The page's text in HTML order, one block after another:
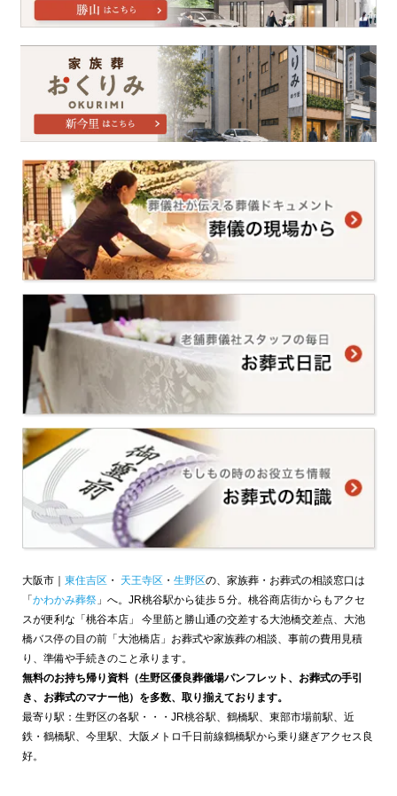
大阪市｜ 東住吉区 ・ 天王寺区 ・ 生野区の、家族葬・お葬式の相談窓口は
「 かわかみ葬祭 」へ。JR桃谷駅から徒歩５分。桃谷商店街からもアクセ
スが便利な「桃谷本店」 今里筋と勝山通の交差する大池橋交差点、大池
橋バス停の目の前「大池橋店」お葬式や家族葬の相談、事前の費用見積
り、準備や手続きのこと承ります。
無料のお持ち帰り資料（生野区優良葬儀場パンフレット、お葬式の手引
き、お葬式のマナー他）を多数、取り揃えております。
最寄り駅：生野区の各駅・・・JR桃谷駅、鶴橋駅、東部市場前駅、近
鉄・鶴橋駅、今里駅、大阪メトロ千日前線鶴橋駅から乗り継ぎアクセス良
好。